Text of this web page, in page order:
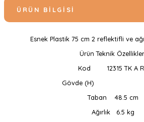
ÜRÜN BILGISI
Esnek Plastik 75 cm 2 reflektifli ve
Ürün Teknik
Kod
12315 TK A
Gövde (H)
Taban
48.5 cm
Ağırlık
6.5 kg